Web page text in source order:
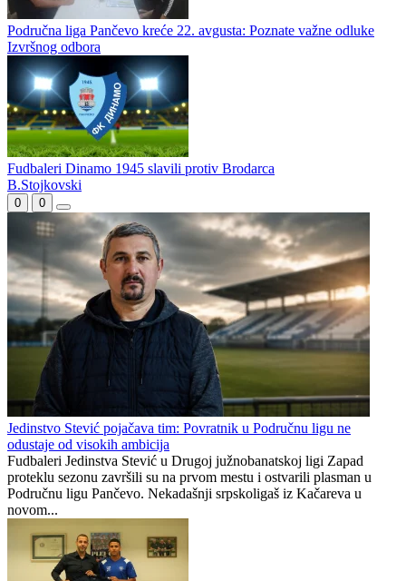
Područna liga Pančevo kreće 22. avgusta: Poznate važne odluke
Izvršnog odbora
Fudbaleri Dinamo 1945 slavili protiv Brodarca
B.Stojkovski
0 0
Jedinstvo Stević pojačava tim: Povratnik u Područnu ligu ne
odustaje od visokih ambicija
Fudbaleri Jedinstva Stević u Drugoj južnobanatskoj ligi Zapad
proteklu sezonu završili su na prvom mestu i ostvarili plasman u
Područnu ligu Pančevo. Nekadašnji srpskoligaš iz Kačareva u
novom...